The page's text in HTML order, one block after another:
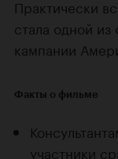
Практически
стала одной
кампании
Факты о фильме
участники